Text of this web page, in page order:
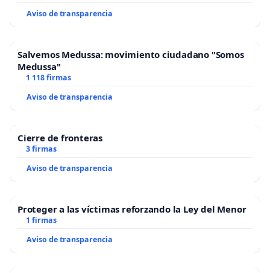
Aviso de transparencia
Salvemos Medussa: movimiento ciudadano "Somos
Medussa"
1 118 firmas
Aviso de transparencia
Cierre de fronteras
3 firmas
Aviso de transparencia
Proteger a las víctimas reforzando la Ley del Menor
1 firmas
Aviso de transparencia